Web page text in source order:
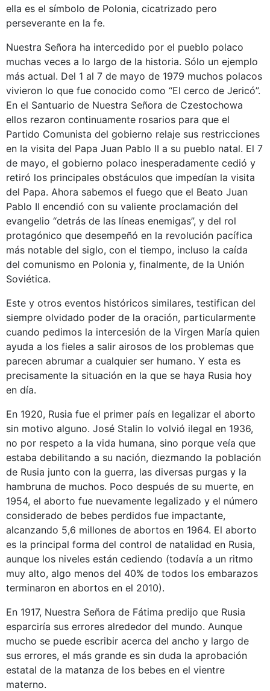
ella es el símbolo de Polonia, cicatrizado pero
perseverante en la fe.
Nuestra Señora ha intercedido por el pueblo polaco
muchas veces a lo largo de la historia. Sólo un ejemplo
más actual. Del 1 al 7 de mayo de 1979 muchos polacos
vivieron lo que fue conocido como “El cerco de Jericó”.
En el Santuario de Nuestra Señora de Czestochowa
ellos rezaron continuamente rosarios para que el
Partido Comunista del gobierno relaje sus restricciones
en la visita del Papa Juan Pablo II a su pueblo natal. El 7
de mayo, el gobierno polaco inesperadamente cedió y
retiró los principales obstáculos que impedían la visita
del Papa. Ahora sabemos el fuego que el Beato Juan
Pablo II encendió con su valiente proclamación del
evangelio “detrás de las líneas enemigas”, y del rol
protagónico que desempeñó en la revolución pacífica
más notable del siglo, con el tiempo, incluso la caída
del comunismo en Polonia y, finalmente, de la Unión
Soviética.
Este y otros eventos históricos similares, testifican del
siempre olvidado poder de la oración, particularmente
cuando pedimos la intercesión de la Virgen María quien
ayuda a los fieles a salir airosos de los problemas que
parecen abrumar a cualquier ser humano. Y esta es
precisamente la situación en la que se haya Rusia hoy
en día.
En 1920, Rusia fue el primer país en legalizar el aborto
sin motivo alguno. José Stalin lo volvió ilegal en 1936,
no por respeto a la vida humana, sino porque veía que
estaba debilitando a su nación, diezmando la población
de Rusia junto con la guerra, las diversas purgas y la
hambruna de muchos. Poco después de su muerte, en
1954, el aborto fue nuevamente legalizado y el número
considerado de bebes perdidos fue impactante,
alcanzando 5,6 millones de abortos en 1964. El aborto
es la principal forma del control de natalidad en Rusia,
aunque los niveles están cediendo (todavía a un ritmo
muy alto, algo menos del 40% de todos los embarazos
terminaron en abortos en el 2010).
En 1917, Nuestra Señora de Fátima predijo que Rusia
esparciría sus errores alrededor del mundo. Aunque
mucho se puede escribir acerca del ancho y largo de
sus errores, el más grande es sin duda la aprobación
estatal de la matanza de los bebes en el vientre
materno.